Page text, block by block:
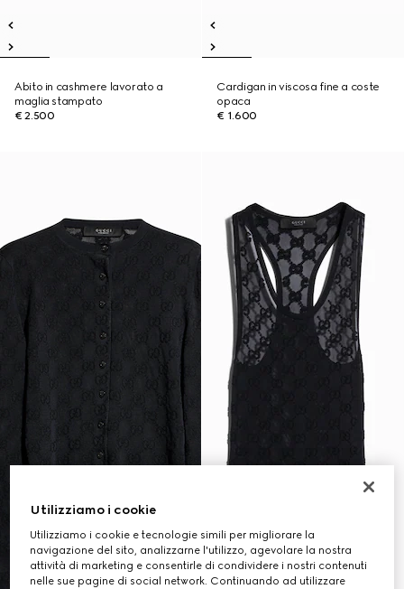
Abito in cashmere lavorato a
maglia stampato
€ 2.500
Cardigan in viscosa fine a coste
opaca
€ 1.600
Utilizziamo i cookie
Utilizziamo i cookie e tecnologie simili per migliorare la
navigazione del sito, analizzarne l'utilizzo, agevolare la nostra
attività di marketing e consentirle di condividere i nostri contenuti
nelle sue pagine di social network. Continuando ad utilizzare